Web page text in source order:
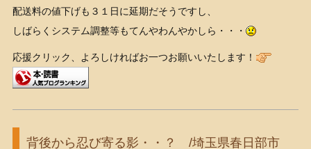
配送料の値下げも３１日に延期だそうですし、
しばらくシステム調整等もてんやわんやかしら・・・
応援クリック、よろしければお一つお願いいたします！
背後から忍び寄る影・・？ /埼玉県春日部市